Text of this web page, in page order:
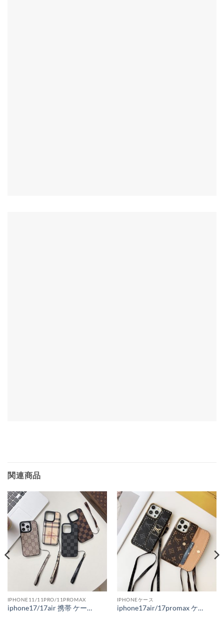
関連商品
IPHONE11/11PRO/11PROMAX
iphone17/17air 携帯 ケース ルイヴィトン iphone16/16plus ケース メンズ ハイ ブランド iphone15/14 ケース かわいい グッチ iphone13/12 ケース バーバリ おしゃれ
IPHONEケース
iphone17air/17promax ケース ルイヴィトン iphone16pro/16promax ケース ショルダー ブランド iphone 16e ケース 斜めがけ ハイブランド スマホケース 大人 おしゃれ iphone15/14/13 ケース カード 収納 ハイ ブランド